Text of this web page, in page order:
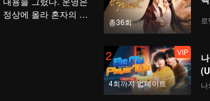
상에 올라 혼자의 힘
총36회
2
4회까지 업데이트
VIP